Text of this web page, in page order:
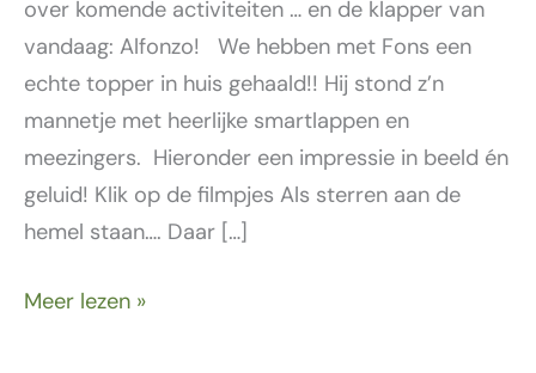
over komende activiteiten … en de klapper van
vandaag: Alfonzo! We hebben met Fons een
echte topper in huis gehaald!! Hij stond z’n
mannetje met heerlijke smartlappen en
meezingers. Hieronder een impressie in beeld én
geluid! Klik op de filmpjes Als sterren aan de
hemel staan…. Daar […]
Meer lezen »